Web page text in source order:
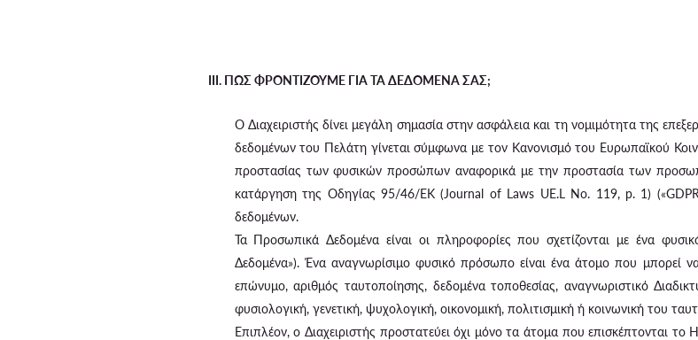
III. ΠΩΣ ΦΡΟΝΤΙΖΟΥΜΕ ΓΙΑ ΤΑ ΔΕΔΟΜΕΝΑ ΣΑΣ;
Ο Διαχειριστής δίνει μεγάλη σημασία στην ασφάλεια και τη νομιμότητα της
δεδομένων του Πελάτη γίνεται σύμφωνα με τον Κανονισμό του Ευρωπαϊκού
προστασίας των φυσικών προσώπων αναφορικά με την προστασία των
κατάργηση της Οδηγίας 95/46/ΕΚ (Journal of Laws UE.L No. 119, p. 1)
δεδομένων.
Τα Προσωπικά Δεδομένα είναι οι πληροφορίες που σχετίζονται με ένα
Δεδομένα»). Ένα αναγνωρίσιμο φυσικό πρόσωπο είναι ένα άτομο που μπορεί
επώνυμο, αριθμός ταυτοποίησης, δεδομένα τοποθεσίας, αναγνωριστικό
φυσιολογική, γενετική, ψυχολογική, οικονομική, πολιτισμική ή κοινωνική του
Επιπλέον, ο Διαχειριστής προστατεύει όχι μόνο τα άτομα που επισκέπτονται